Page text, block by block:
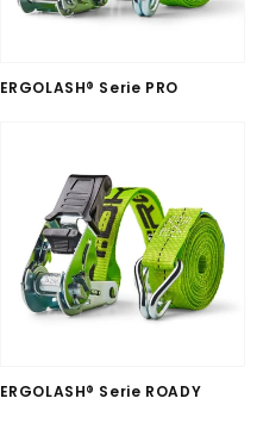
ERGOLASH® Serie PRO
ERGOLASH® Serie ROADY